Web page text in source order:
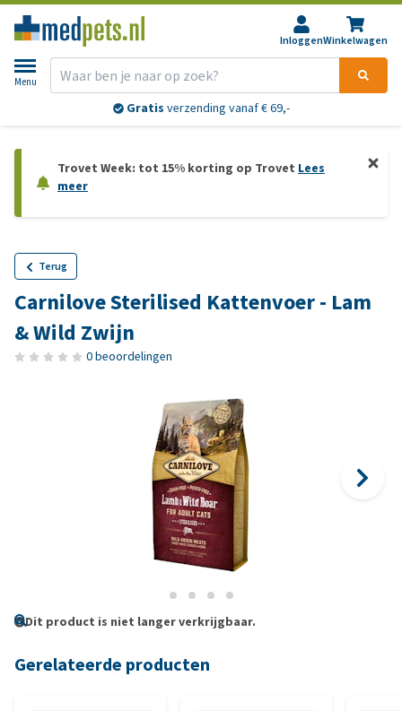
InloggenWinkelwagen
Menu
Gratis verzending vanaf € 69,-
Trovet Week: tot 15% korting op Trovet Lees
meer
Terug
Carnilove Sterilised Kattenvoer - Lam
& Wild Zwijn
0 beoordelingen
Dit product is niet langer verkrijgbaar.
Gerelateerde producten